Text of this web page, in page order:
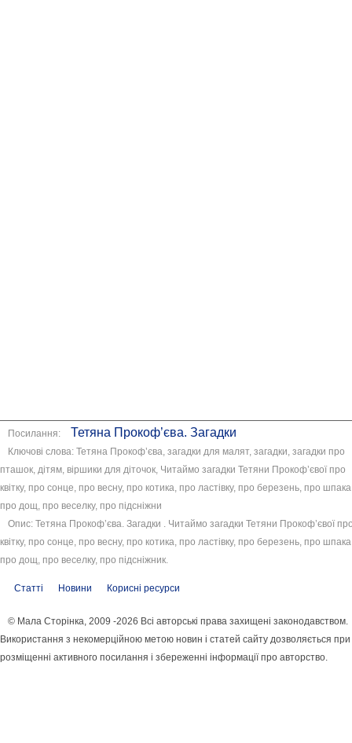
Посилання: Тетяна Прокоф’єва. Загадки
Ключові слова: Тетяна Прокоф’єва, загадки для малят, загадки, загадки про
пташок, дітям, віршики для діточок, Читаймо загадки Тетяни Прокоф’євої про
квітку, про сонце, про весну, про котика, про ластівку, про березень, про
про дощ, про веселку, про підсніжни
Опис: Тетяна Прокоф’єва. Загадки . Читаймо загадки Тетяни Прокоф’євої
квітку, про сонце, про весну, про котика, про ластівку, про березень, про
про дощ, про веселку, про підсніжник.
Статті Новини Корисні ресурси
© Мала Сторінка, 2009 -2026 Всі авторські права захищені законодавством.
Використання з некомерційною метою новин і статей сайту дозволяється при
розміщенні активного посилання і збереженні інформації про авторство.